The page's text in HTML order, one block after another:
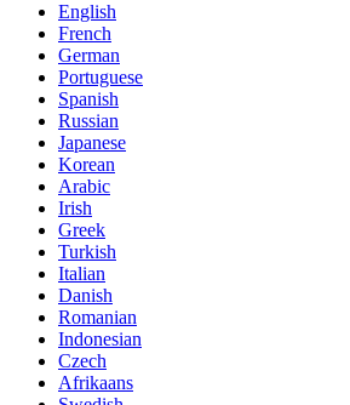
English
French
German
Portuguese
Spanish
Russian
Japanese
Korean
Arabic
Irish
Greek
Turkish
Italian
Danish
Romanian
Indonesian
Czech
Afrikaans